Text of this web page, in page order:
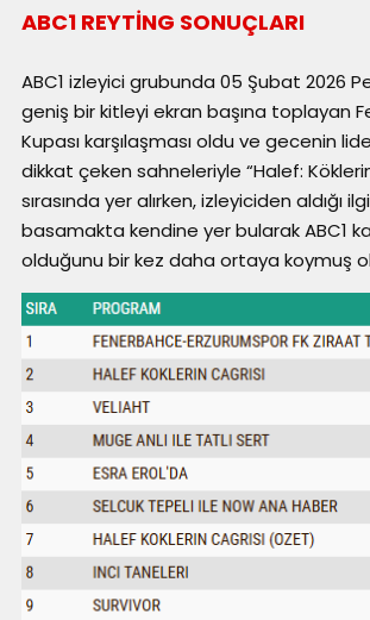
ABC1 REYTİNG SONUÇLARI
ABC1 izleyici grubunda 05 Şubat 2026
geniş bir kitleyi ekran başına toplayan
Kupası karşılaşması oldu ve gecenin
dikkat çeken sahneleriyle “Halef:
sırasında yer alırken, izleyiciden aldığı
basamakta kendine yer bularak ABC1
olduğunu bir kez daha ortaya koymuş